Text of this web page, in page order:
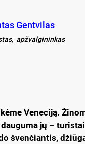
Gentvilas
apžvalgininkas
Veneciją.
jų –
švenčiantis,